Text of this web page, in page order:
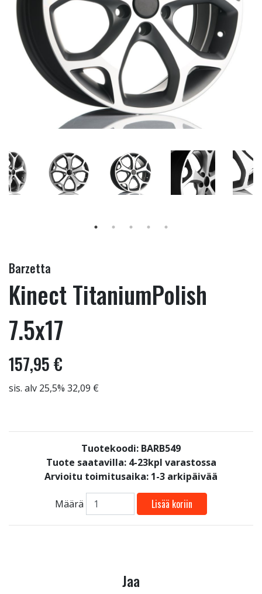
Barzetta
Kinect TitaniumPolish
7.5x17
157,95 €
sis. alv 25,5% 32,09 €
Tuotekoodi: BARB549
Tuote saatavilla: 4-23kpl varastossa
Arvioitu toimitusaika: 1-3 arkipäivää
Määrä Lisää koriin
Jaa